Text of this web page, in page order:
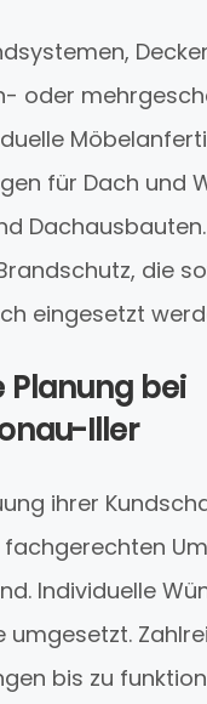
oder
für Dach und
Dachausbauten.
die
eingesetzt
bei
Iller
ihrer
Individuelle
bis zu